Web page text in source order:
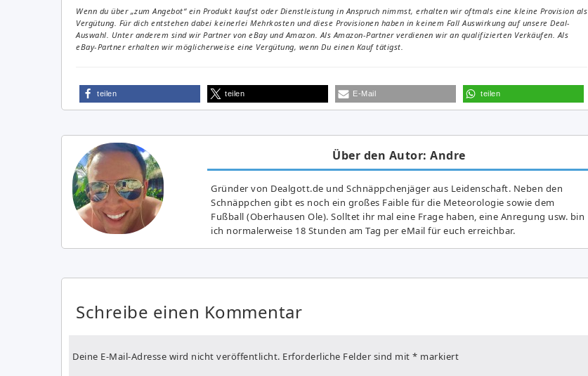
Wenn du über „zum Angebot“ ein Produkt kaufst oder Dienstleistung in Anspruch nimmst, erhalten wir oftmals eine kleine Provision als
Vergütung. Für dich entstehen dabei keinerlei Mehrkosten und diese Provisionen haben in keinem Fall Auswirkung auf unsere Deal-
Auswahl. Unter anderem sind wir Partner von eBay und Amazon. Als Amazon-Partner verdienen wir an qualifizierten Verkäufen. Als
eBay-Partner erhalten wir möglicherweise eine Vergütung, wenn Du einen Kauf tätigst.
teilen teilen E-Mail teilen
Über den Autor: Andre
Gründer von Dealgott.de und Schnäppchenjäger aus Leidenschaft. Neben den
Schnäppchen gibt es noch ein großes Fai­ble für die Meteorologie sowie dem
Fußball (Oberhausen Ole). Solltet ihr mal eine Frage haben, eine Anregung usw. bin
ich normalerweise 18 Stunden am Tag per eMail für euch erreichbar.
Schreibe einen Kommentar
Deine E-Mail-Adresse wird nicht veröffentlicht. Erforderliche Felder sind mit * markiert